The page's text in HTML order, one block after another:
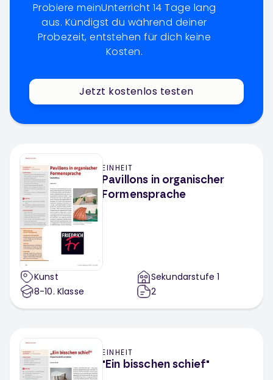
Probiere meinUnterricht 14 Tage lang
aus. Kündigst du während deiner
Probezeit, entstehen für dich keine
Kosten.
Jetzt kostenlos testen
EINHEIT
Pavillons in organischer
Formensprache
Kunst
8-10. Klasse
Sekundarstufe 1
2
EINHEIT
"Ein bisschen schief"